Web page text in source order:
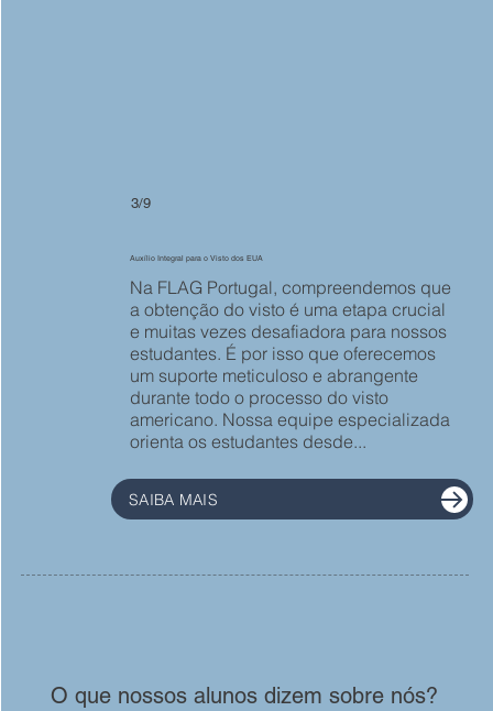
3/9
Auxílio Integral para o Visto dos EUA
Na FLAG Portugal, compreendemos que
a obtenção do visto é uma etapa crucial
e muitas vezes desafiadora para nossos
estudantes. É por isso que oferecemos
um suporte meticuloso e abrangente
durante todo o processo do visto
americano. Nossa equipe especializada
orienta os estudantes desde...
SAIBA MAIS
O que nossos alunos dizem sobre nós?